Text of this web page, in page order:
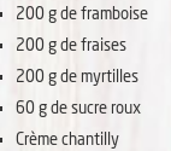
200gde framboise
200 gde fraises
200gde myrtilles
60gde sucre roux
Crème chantilly